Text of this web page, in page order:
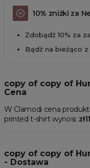
10% zniżki za
Zdobądź 10% za
Bądź na bieżąco
copy of copy of
Cena
W Clamodi cena
printed t-shirt wynosi:
copy of copy of
- Dostawa